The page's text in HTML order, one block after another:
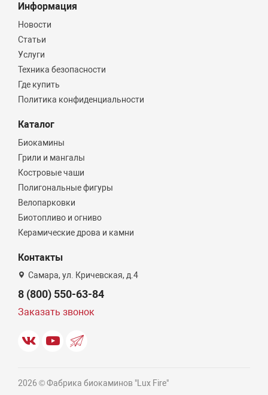
Информация
Новости
Статьи
Услуги
Техника безопасности
Где купить
Политика конфиденциальности
Каталог
Биокамины
Грили и мангалы
Костровые чаши
Полигональные фигуры
Велопарковки
Биотопливо и огниво
Керамические дрова и камни
Контакты
Самара, ул. Кричевская, д.4
8 (800) 550-63-84
Заказать звонок
2026 © Фабрика биокаминов "Lux Fire"